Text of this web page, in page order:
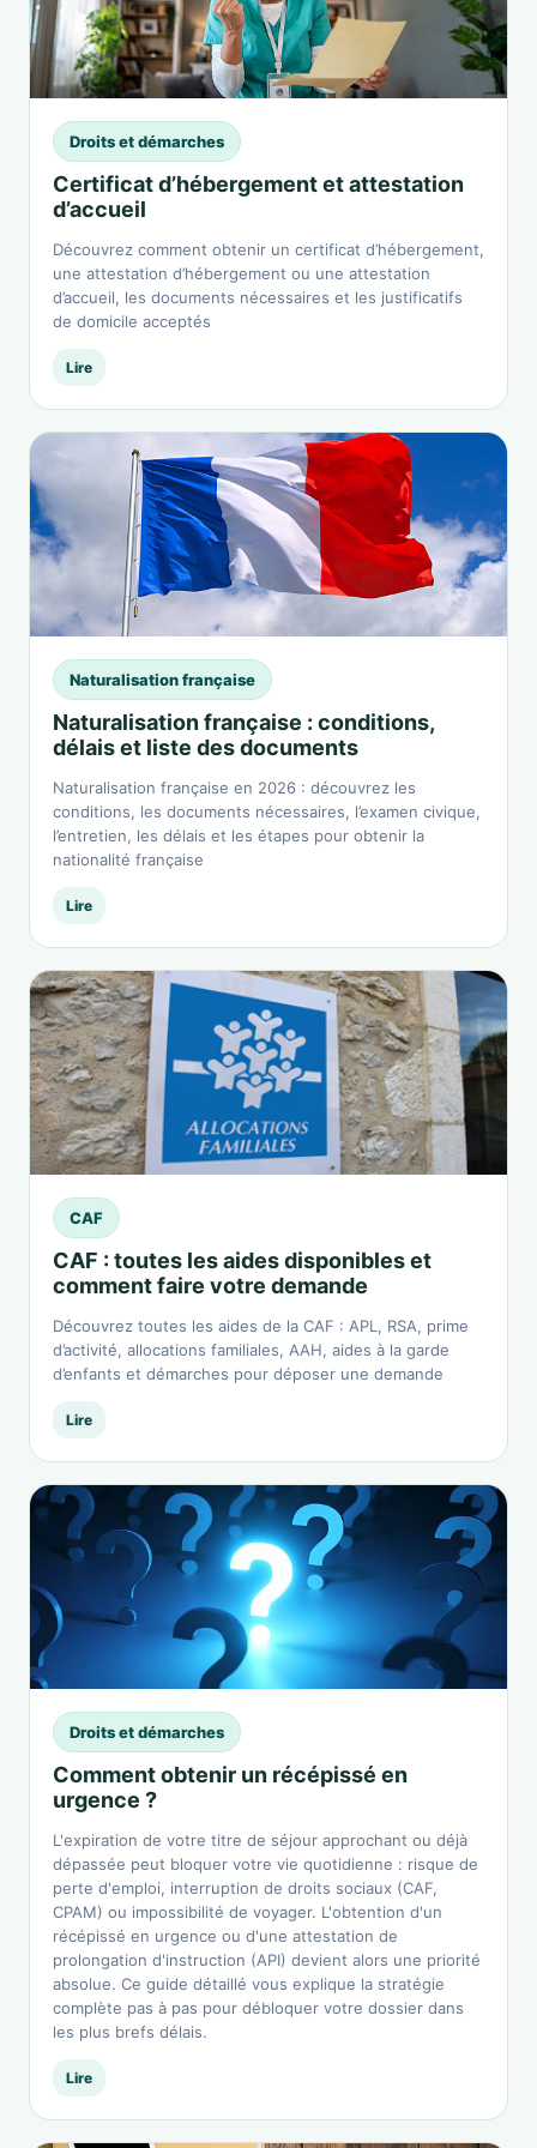
Droits et démarches
Certificat d’hébergement et attestation
d’accueil
Découvrez comment obtenir un certificat d’hébergement,
une attestation d’hébergement ou une attestation
d’accueil, les documents nécessaires et les justificatifs
de domicile acceptés
Lire
Naturalisation française
Naturalisation française : conditions,
délais et liste des documents
Naturalisation française en 2026 : découvrez les
conditions, les documents nécessaires, l’examen civique,
l’entretien, les délais et les étapes pour obtenir la
nationalité française
Lire
CAF
CAF : toutes les aides disponibles et
comment faire votre demande
Découvrez toutes les aides de la CAF : APL, RSA, prime
d’activité, allocations familiales, AAH, aides à la garde
d’enfants et démarches pour déposer une demande
Lire
Droits et démarches
Comment obtenir un récépissé en
urgence ?
L'expiration de votre titre de séjour approchant ou déjà
dépassée peut bloquer votre vie quotidienne : risque de
perte d'emploi, interruption de droits sociaux (CAF,
CPAM) ou impossibilité de voyager. L'obtention d'un
récépissé en urgence ou d'une attestation de
prolongation d'instruction (API) devient alors une priorité
absolue. Ce guide détaillé vous explique la stratégie
complète pas à pas pour débloquer votre dossier dans
les plus brefs délais.
Lire